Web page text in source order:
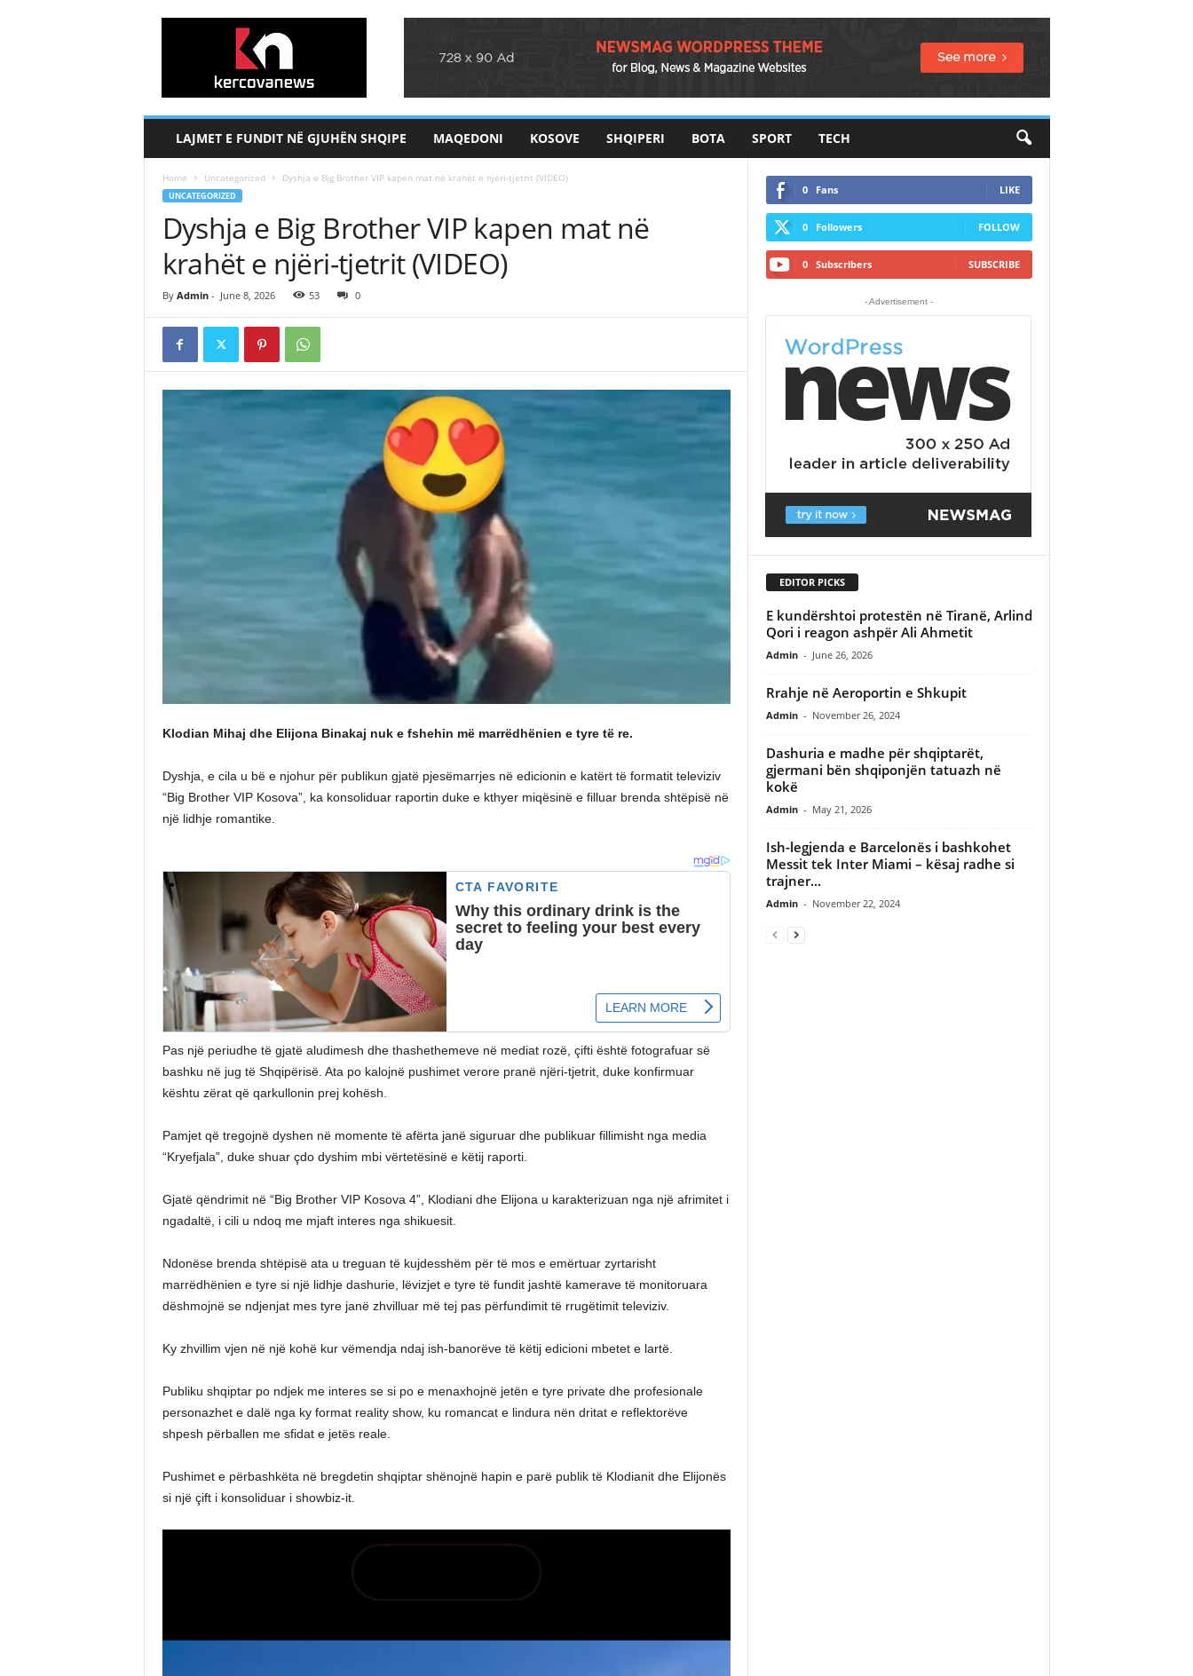
LAJMET E FUNDIT NË GJUHËN SHQIPE MAQEDONI KOSOVE SHQIPERI BOTA SPORT TECH
Home Uncategorized Dyshja e Big Brother VIP kapen mat në krahët e njëri-tjetrit (VIDEO)
UNCATEGORIZED
Dyshja e Big Brother VIP kapen mat në
krahët e njëri-tjetrit (VIDEO)
By Admin- June 8, 2026 53 0
Klodian Mihaj dhe Elijona Binakaj nuk e fshehin më marrëdhënien e tyre të re.
Dyshja, e cila u bë e njohur për publikun gjatë pjesëmarrjes në edicionin e katërt të formatit televiziv
“Big Brother VIP Kosova”, ka konsoliduar raportin duke e kthyer miqësinë e filluar brenda shtëpisë në
një lidhje romantike.
Pas një periudhe të gjatë aludimesh dhe thashethemeve në mediat rozë, çifti është fotografuar së
bashku në jug të Shqipërisë. Ata po kalojnë pushimet verore pranë njëri-tjetrit, duke konfirmuar
kështu zërat që qarkullonin prej kohësh.
Pamjet që tregojnë dyshen në momente të afërta janë siguruar dhe publikuar fillimisht nga media
“Kryefjala”, duke shuar çdo dyshim mbi vërtetësinë e këtij raporti.
Gjatë qëndrimit në “Big Brother VIP Kosova 4”, Klodiani dhe Elijona u karakterizuan nga një afrimitet i
ngadaltë, i cili u ndoq me mjaft interes nga shikuesit.
Ndonëse brenda shtëpisë ata u treguan të kujdesshëm për të mos e emërtuar zyrtarisht
marrëdhënien e tyre si një lidhje dashurie, lëvizjet e tyre të fundit jashtë kamerave të monitoruara
dëshmojnë se ndjenjat mes tyre janë zhvilluar më tej pas përfundimit të rrugëtimit televiziv.
Ky zhvillim vjen në një kohë kur vëmendja ndaj ish-banorëve të këtij edicioni mbetet e lartë.
Publiku shqiptar po ndjek me interes se si po e menaxhojnë jetën e tyre private dhe profesionale
personazhet e dalë nga ky format reality show, ku romancat e lindura nën dritat e reflektorëve
shpesh përballen me sfidat e jetës reale.
Pushimet e përbashkëta në bregdetin shqiptar shënojnë hapin e parë publik të Klodianit dhe Elijonës
si një çift i konsoliduar i showbiz-it.
0 Fans LIKE
0 Followers FOLLOW
0 Subscribers SUBSCRIBE
- Advertisement -
EDITOR PICKS
E kundërshtoi protestën në Tiranë, Arlind
Qori i reagon ashpër Ali Ahmetit
Admin - June 26, 2026
Rrahje në Aeroportin e Shkupit
Admin - November 26, 2024
Dashuria e madhe për shqiptarët,
gjermani bën shqiponjën tatuazh në
kokë
Admin - May 21, 2026
Ish-legjenda e Barcelonës i bashkohet
Messit tek Inter Miami – kësaj radhe si
trajner...
Admin - November 22, 2024